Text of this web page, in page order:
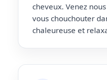
cheveux. Venez
vous chouchouter
chaleureuse et